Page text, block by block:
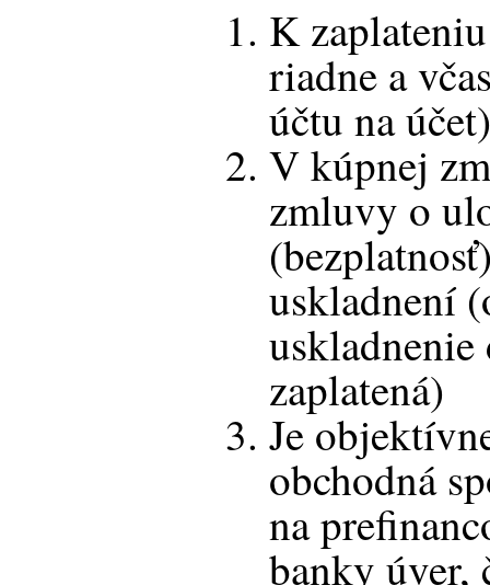
K
riadne a
účtu na
V kúpnej
zmluvy o
uskladnení
uskladnenie
zaplatená)
Je
obchodná
na
banky úver,